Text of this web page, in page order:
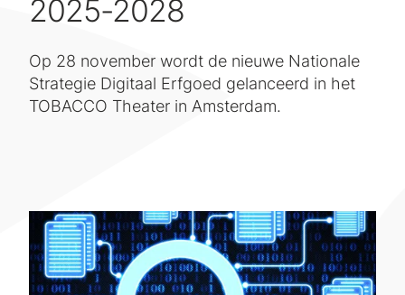
2025-2028
Op 28 november wordt de nieuwe Nationale
Strategie Digitaal Erfgoed gelanceerd in het
TOBACCO Theater in Amsterdam.